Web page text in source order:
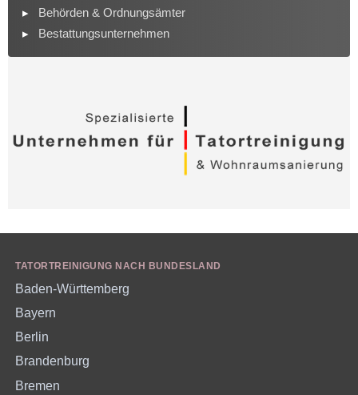
Behörden & Ordnungsämter
Bestattungsunternehmen
TATORTREINIGUNG NACH BUNDESLAND
Baden-Württemberg
Bayern
Berlin
Brandenburg
Bremen